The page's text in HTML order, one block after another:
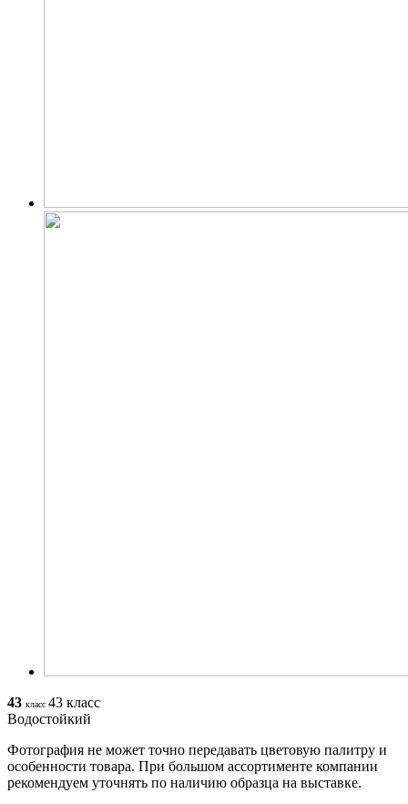
43 класс 43 класс
Водостойкий
Фотография не может точно передавать цветовую палитру и
особенности товара. При большом ассортименте компании
рекомендуем уточнять по наличию образца на выставке.